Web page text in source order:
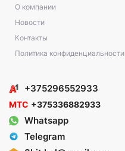
О компании
Новости
Контакты
Политика конфиденциальности
+375296552933
МТС +375336882933
Whatsapp
Telegram